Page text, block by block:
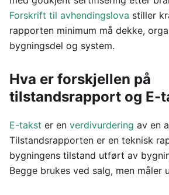
Forskrift til avhendingslova stiller
rapporten minimum må dekke,
bygningsdel og system.
Hva er forskjellen på
tilstandsrapport og E-
E-takst er en verdivurdering av en
Tilstandsrapporten er en teknisk
bygningens tilstand utført av
Begge brukes ved salg, men måler